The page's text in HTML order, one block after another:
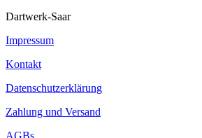
Dartwerk-Saar
Impressum
Kontakt
Datenschutzerklärung
Zahlung und Versand